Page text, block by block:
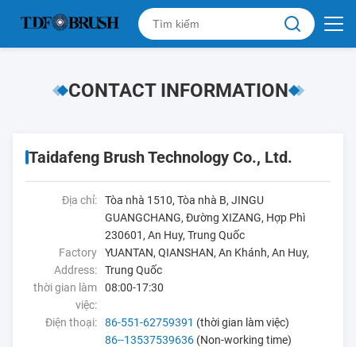
CONTACT INFORMATION
Taidafeng Brush Technology Co., Ltd.
Địa chỉ:
Tòa nhà 1510, Tòa nhà B, JINGU
GUANGCHANG, Đường XIZANG, Hợp Phì
230601, An Huy, Trung Quốc
Factory
Address:
YUANTAN, QIANSHAN, An Khánh, An Huy,
Trung Quốc
thời gian làm
việc:
08:00-17:30
Điện thoại: 86-551-62759391 (thời gian làm việc)
86--13537539636 (Non-working time)